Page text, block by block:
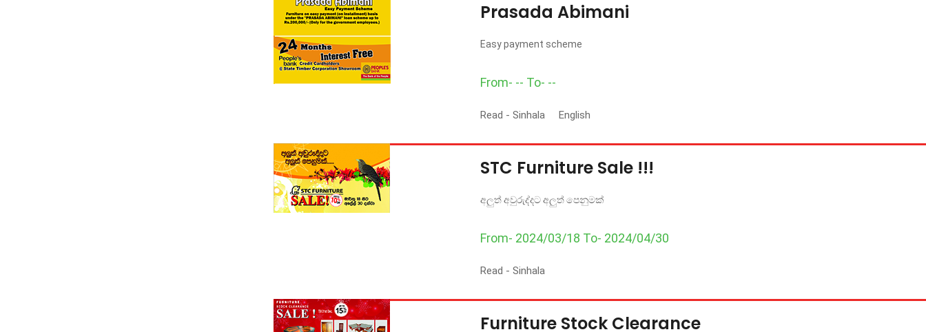
Prasada Abimani
Easy payment scheme
From- -- To- --
Read - Sinhala English
STC Furniture Sale !!!
අලුත් අවුරුද්දට අලුත් පෙනුමක්
From- 2024/03/18 To- 2024/04/30
Read - Sinhala
Furniture Stock Clearance